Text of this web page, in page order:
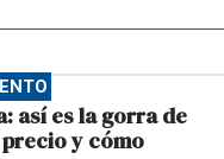
así es la gorra de
precio y cómo